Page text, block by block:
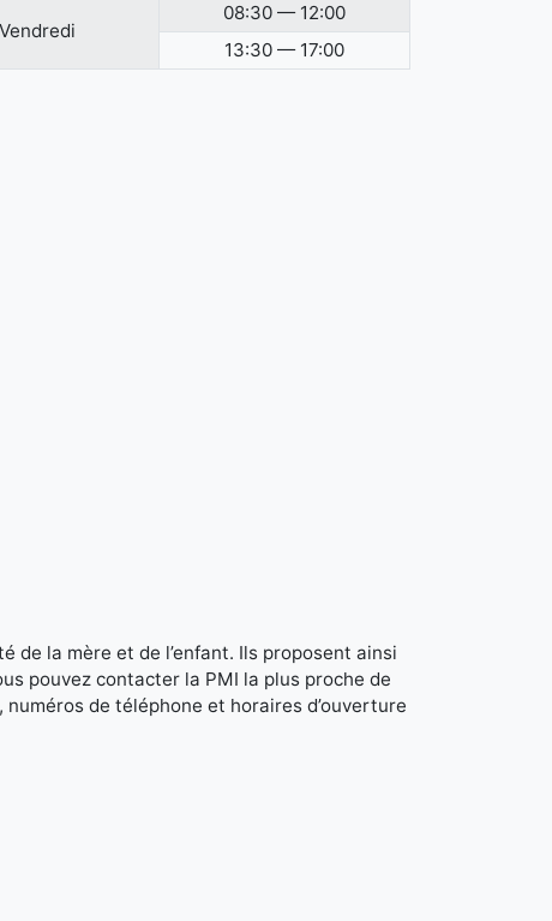
Vendredi
08:30 — 12:00
13:30 — 17:00
la mère et de l’enfant. Ils proposent ainsi
pouvez contacter la PMI la plus proche de
de téléphone et horaires d’ouverture